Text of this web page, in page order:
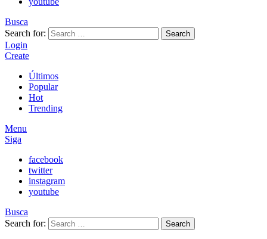
Busca
Search for:
Search
Login
Create
Últimos
Popular
Hot
Trending
Menu
Siga
facebook
twitter
instagram
youtube
Busca
Search for:
Search